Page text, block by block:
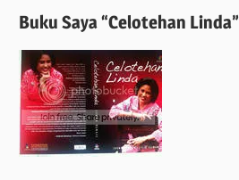
Buku Saya “Celotehan Linda”